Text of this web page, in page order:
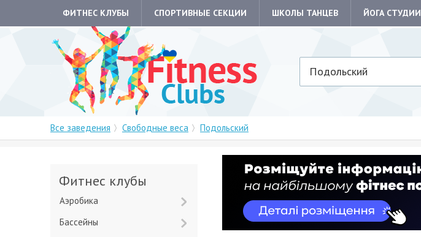
ФИТНЕС КЛУБЫ СПОРТИВНЫЕ СЕКЦИИ ШКОЛЫ ТАНЦЕВ ЙОГА СТУДИИ
Подольский
Все заведения Свободные веса Подольский
Фитнес клубы
Аэробика
Бассейны